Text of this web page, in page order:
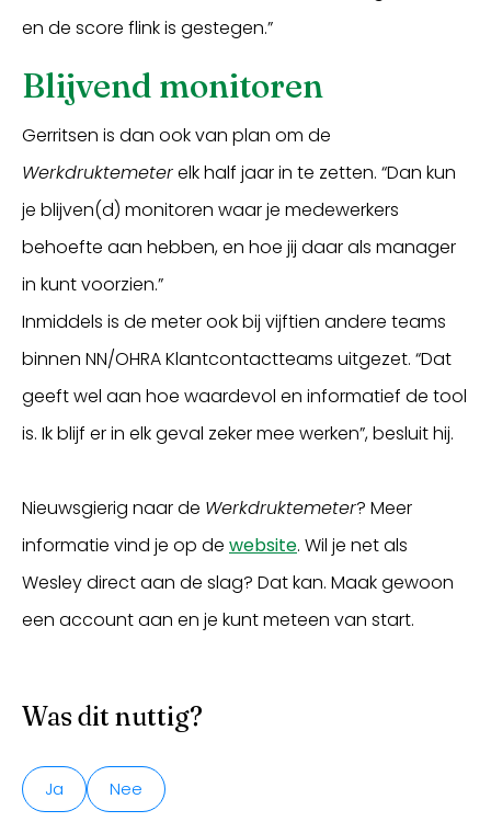
en de score flink is gestegen.”
Blijvend monitoren
Gerritsen is dan ook van plan om de
Werkdruktemeterelk half jaar in te zetten. “Dan kun
je blijven(d) monitoren waar je medewerkers
behoefte aan hebben, en hoe jij daar als manager
in kunt voorzien.”
Inmiddels is de meter ook bij vijftien andere teams
binnen NN/OHRA Klantcontactteams uitgezet. “Dat
geeft wel aan hoe waardevol en informatief de tool
is. Ik blijf er in elk geval zeker mee werken”, besluit hij.
Nieuwsgierig naar de Werkdruktemeter? Meer
informatie vind je op de website. Wil je net als
Wesley direct aan de slag? Dat kan. Maak gewoon
een account aan en je kunt meteen van start.
Was dit nuttig?
Ja Nee